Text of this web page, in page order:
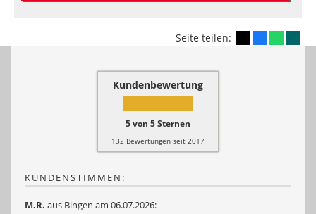
Seite teilen:
Kundenbewertung
5von 5Sternen
132 Bewertungen seit 2017
KUNDENSTIMMEN:
M.R. aus Bingen am 06.07.2026: